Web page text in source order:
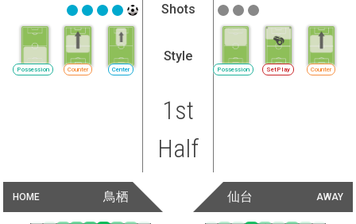
Shots
Center
Counter
Possession
Style
Possession SetPlay Counter
1st
Half
HOME 鳥栖 AWAY
仙台